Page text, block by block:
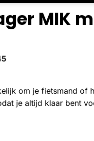
MIK
om je fietsmand of
je altijd klaar bent